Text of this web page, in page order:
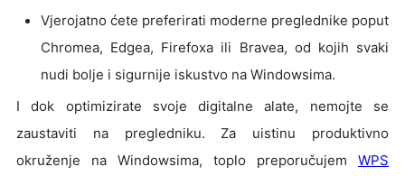
Vjerojatno ćete preferirati moderne preglednike poput
Chromea, Edgea, Firefoxa ili Bravea, od kojih svaki
nudi bolje i sigurnije iskustvo na Windowsima.
I dok optimizirate svoje digitalne alate, nemojte se
zaustaviti na pregledniku. Za uistinu produktivno
okruženje na Windowsima, toplo preporučujem WPS